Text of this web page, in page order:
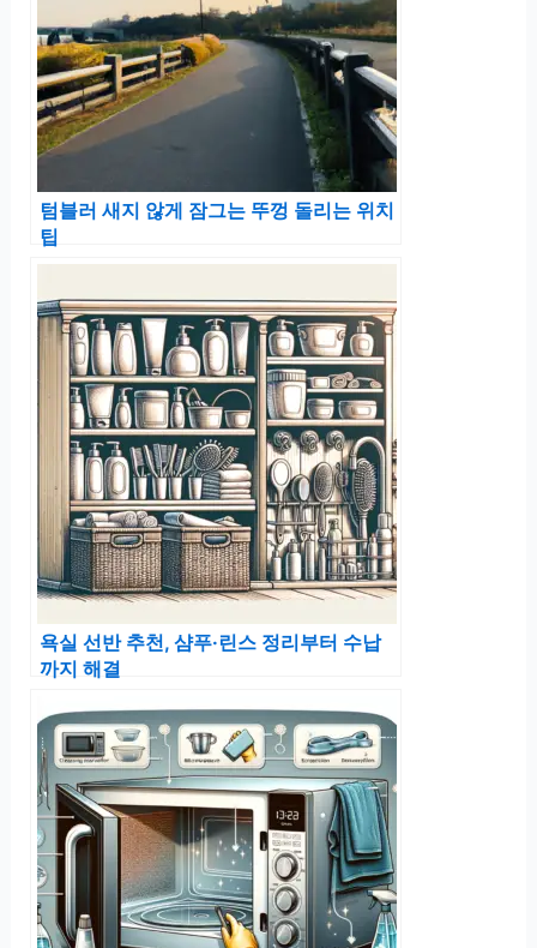
텀블러 새지 않게 잠그는 뚜껑 돌리는 위치
팁
욕실 선반 추천, 샴푸·린스 정리부터 수납
까지 해결